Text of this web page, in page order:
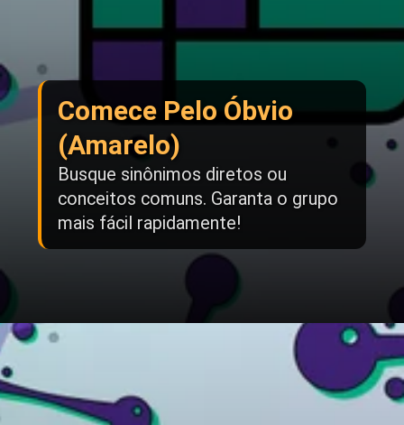
Comece Pelo Óbvio
(Amarelo)
Busque sinônimos diretos ou
conceitos comuns. Garanta o grupo
mais fácil rapidamente!